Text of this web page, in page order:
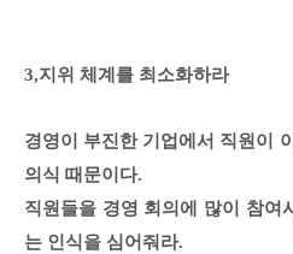
3,지위 체계를 최소화하라
경영이 부진한 기업에서 직원이
의식 때문이다.
직원들을 경영 회의에 많이 참여
는 인식을 심어줘라.